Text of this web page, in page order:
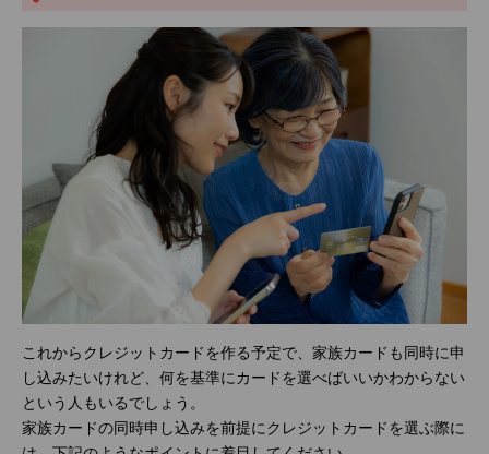
これからクレジットカードを作る予定で、家族カードも同時に申
し込みたいけれど、何を基準にカードを選べばいいかわからない
という人もいるでしょう。
家族カードの同時申し込みを前提にクレジットカードを選ぶ際に